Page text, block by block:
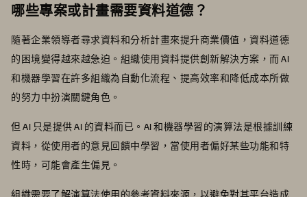
哪些專案或計畫需要資料道德？
隨著企業領導者尋求資料和分析計畫來提升商業價值，資料道德
的困境變得越來越急迫。組織使用資料提供創新解決方案，而 AI
和機器學習在許多組織為自動化流程、提高效率和降低成本所做
的努力中扮演關鍵角色。
但 AI 只是提供 AI 的資料而已。AI 和機器學習的演算法是根據訓練
資料，從使用者的意見回饋中學習，當使用者偏好某些功能和特
性時，可能會產生偏見。
組織需要了解演算法使用的參考資料來源，以避免對其平台造成